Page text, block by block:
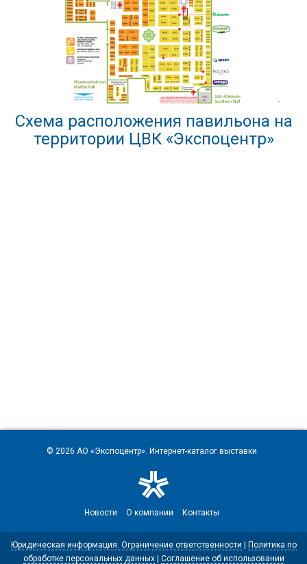
Схема расположения павильона на
территории ЦВК «Экспоцентр»
© 2026 АО «Экспоцентр». Интернет-каталог выставки
Новости О компании Контакты
Юридическая информация. Ограничение ответственности
Политика по
обработке персональных данных| Соглашение об использовании